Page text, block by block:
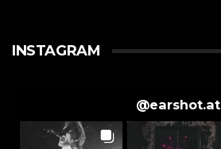
INSTAGRAM
@earshot.at